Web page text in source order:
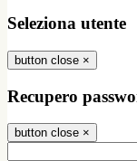
Seleziona utente
button close ×
Recupero
button close ×